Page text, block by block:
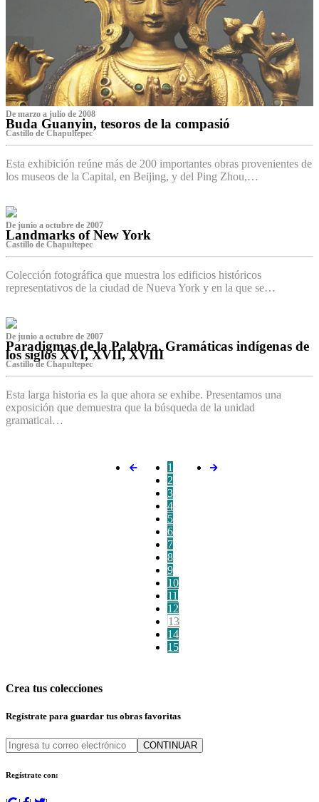
De marzo a julio de 2008
Buda Guanyin, tesoros de la compasió
Castillo de Chapultepec
Esta exhibición reúne más de 200 importantes obras provenientes de
los museos de la Capital, en Beijing, y del Ping Zhou,…
De junio a octubre de 2007
Landmarks of New York
Castillo de Chapultepec
Colección fotográfica que muestra los edificios históricos
representativos de la ciudad de Nueva York y en la que se…
De junio a octubre de 2007
Paradigmas de la Palabra. Gramáticas indígenas de
los siglos XVI, XVII, XVIII
Castillo de Chapultepec
Esta larga historia es la que ahora se exhibe. Presentamos una
exposición que demuestra que la búsqueda de la unidad
gramatical…
1
2
3
4
5
6
7
8
9
10
11
12
13
14
15
Crea tus colecciones
Regístrate para guardar tus obras favoritas
CONTINUAR
Regístrate con: